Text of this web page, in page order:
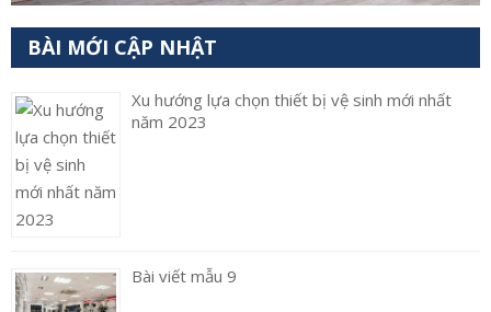
BÀI MỚI CẬP NHẬT
Xu hướng lựa chọn thiết bị vệ sinh mới nhất
năm 2023
Bài viết mẫu 9